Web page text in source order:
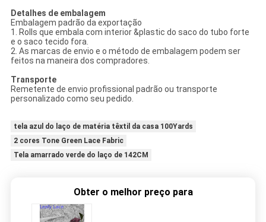
Detalhes de embalagem
Embalagem padrão da exportação
1. Rolls que embala com interior &plastic do saco do tubo forte
e o saco tecido fora.
2. As marcas de envio e o método de embalagem podem ser
feitos na maneira dos compradores.
Transporte
Remetente de envio profissional padrão ou transporte
personalizado como seu pedido.
tela azul do laço de matéria têxtil da casa 100Yards
2 cores Tone Green Lace Fabric
Tela amarrado verde do laço de 142CM
Obter o melhor preço para